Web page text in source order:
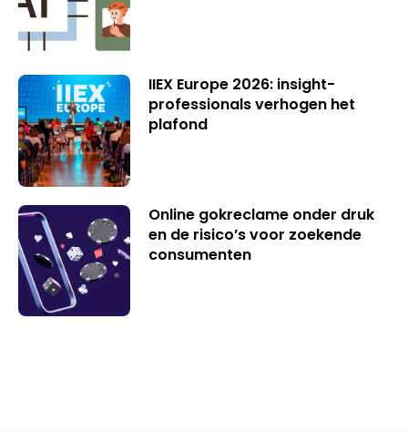
IIEX Europe 2026: insight-
professionals verhogen het
plafond
Online gokreclame onder druk
en de risico’s voor zoekende
consumenten